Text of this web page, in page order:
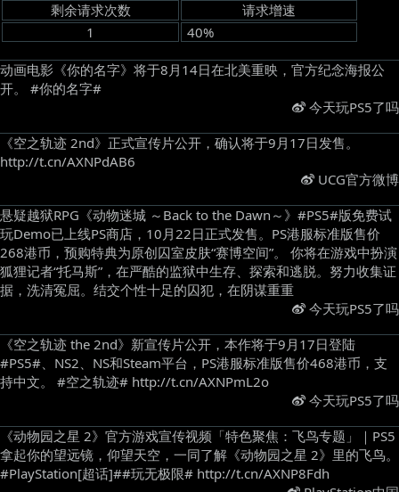
剩余请求次数
请求增速
1
40%
动画电影《你的名字》将于8月14日在北美重映，官方纪念海报公
开。 #你的名字# ​
今天玩PS5了吗
《空之轨迹 2nd》正式宣传片公开，确认将于9月17日发售。
http://t.cn/AXNPdAB6 ​
UCG官方微博
悬疑越狱RPG《动物迷城 ～Back to the Dawn～》#PS5#版免费试
玩Demo已上线PS商店，10月22日正式发售。PS港服标准版售价
268港币，预购特典为原创囚室皮肤“赛博空间”。 你将在游戏中扮演
狐狸记者“托马斯”，在严酷的监狱中生存、探索和逃脱。努力收集证
据，洗清冤屈。结交个性十足的囚犯，在阴谋重重 ​
今天玩PS5了吗
《空之轨迹 the 2nd》新宣传片公开，本作将于9月17日登陆
#PS5#、NS2、NS和Steam平台，PS港服标准版售价468港币，支
持中文。 #空之轨迹# http://t.cn/AXNPmL2o ​
今天玩PS5了吗
《动物园之星 2》官方游戏宣传视频「特色聚焦：飞鸟专题」｜PS5
拿起你的望远镜，仰望天空，一同了解《动物园之星 2》里的飞鸟。
#PlayStation[超话]##玩无极限# http://t.cn/AXNP8Fdh ​